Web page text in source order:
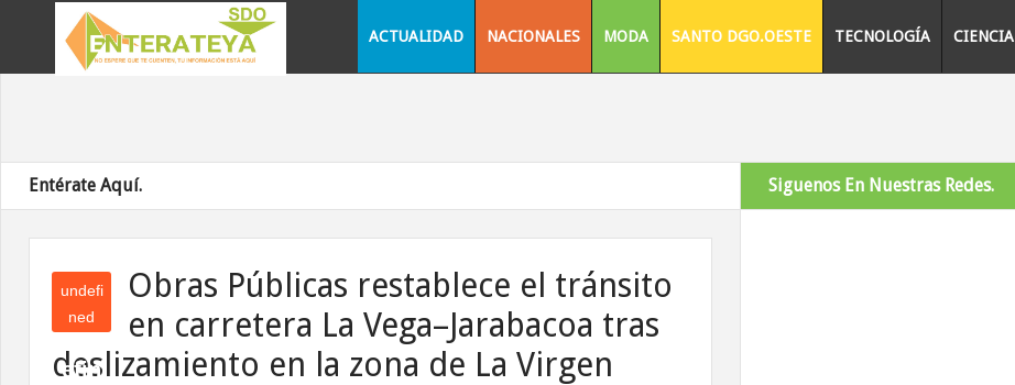
ACTUALIDAD NACIONALES MODA SANTO DGO.OESTE TECNOLOGÍA CIENCIA
Entérate Aquí.
undefi
ned
efin
Obras Públicas restablece el tránsito
en carretera La Vega–Jarabacoa tras
deslizamiento en la zona de La Virgen
Siguenos En Nuestras Redes.